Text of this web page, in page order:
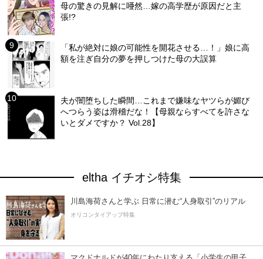
母の驚きの見解に唖然…嫁の高学歴が原因だと主
張!?
「私が絶対に娘の可能性を開花させる…！」娘に高
額を注ぎ自分の夢を押しつけた母の大誤算
夫が闇堕ちした瞬間…これまで嫌味なヤツらが媚び
へつらう姿は滑稽だな！【母親ならすべてを許さな
いとダメですか？ Vol.28】
eltha イチオシ特集
川島海荷さんと学ぶ 日常に潜む“人身取引”のリアル
オリコンタイアップ特集